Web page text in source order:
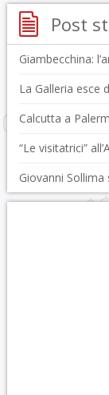
Post
Giambecchina:
La Galleria esce
Calcutta a
“Le visitatrici”
Giovanni Sollima